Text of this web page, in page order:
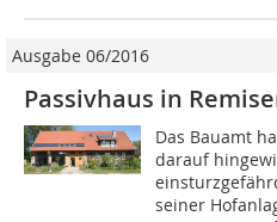
Ausgabe 06/2016
Passivhaus in
Das Bauamt
darauf
seiner